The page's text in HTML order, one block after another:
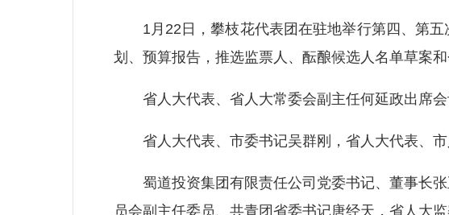
1月22日，攀枝花代表团在驻地举行第四、第五
划、预算报告，推选监票人、酝酿候选人名单草案
省人大代表、省人大常委会副主任何延政出席会
省人大代表、市委书记吴群刚，省人大代表、市
蜀道投资集团有限责任公司党委书记、董事长张
员会副主任委员、共青团省委书记唐经天，省人大